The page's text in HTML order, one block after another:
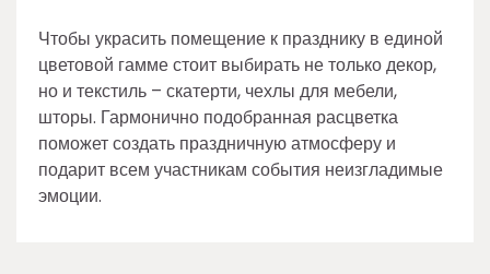
Чтобы украсить помещение к празднику в единой
цветовой гамме стоит выбирать не только декор,
но и текстиль – скатерти, чехлы для мебели,
шторы. Гармонично подобранная расцветка
поможет создать праздничную атмосферу и
подарит всем участникам события неизгладимые
эмоции.